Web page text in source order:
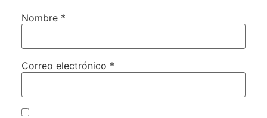
Nombre *
Correo electrónico *